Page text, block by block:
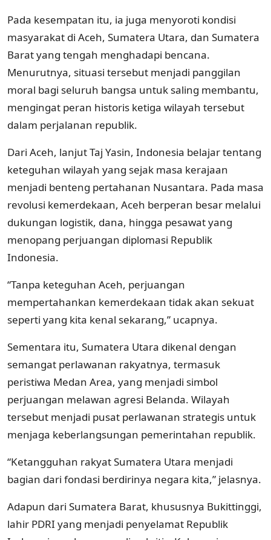
Pada kesempatan itu, ia juga menyoroti kondisi
masyarakat di Aceh, Sumatera Utara, dan Sumatera
Barat yang tengah menghadapi bencana.
Menurutnya, situasi tersebut menjadi panggilan
moral bagi seluruh bangsa untuk saling membantu,
mengingat peran historis ketiga wilayah tersebut
dalam perjalanan republik.
Dari Aceh, lanjut Taj Yasin, Indonesia belajar tentang
keteguhan wilayah yang sejak masa kerajaan
menjadi benteng pertahanan Nusantara. Pada masa
revolusi kemerdekaan, Aceh berperan besar melalui
dukungan logistik, dana, hingga pesawat yang
menopang perjuangan diplomasi Republik
Indonesia.
“Tanpa keteguhan Aceh, perjuangan
mempertahankan kemerdekaan tidak akan sekuat
seperti yang kita kenal sekarang,” ucapnya.
Sementara itu, Sumatera Utara dikenal dengan
semangat perlawanan rakyatnya, termasuk
peristiwa Medan Area, yang menjadi simbol
perjuangan melawan agresi Belanda. Wilayah
tersebut menjadi pusat perlawanan strategis untuk
menjaga keberlangsungan pemerintahan republik.
“Ketangguhan rakyat Sumatera Utara menjadi
bagian dari fondasi berdirinya negara kita,” jelasnya.
Adapun dari Sumatera Barat, khususnya Bukittinggi,
lahir PDRI yang menjadi penyelamat Republik